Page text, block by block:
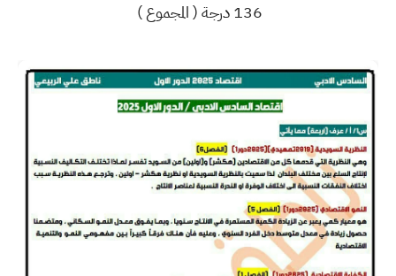
136 درجة ( المجموع )